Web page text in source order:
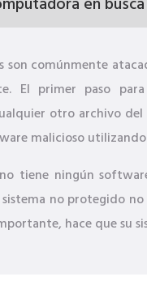
son comúnmente
El primer paso
otro archivo
malicioso
tiene ningún
no protegido
hace que su